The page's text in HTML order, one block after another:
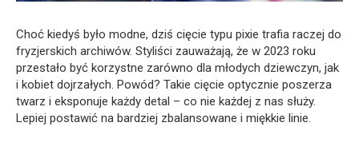
Choć kiedyś było modne, dziś cięcie typu pixie trafia raczej do
fryzjerskich archiwów. Styliści zauważają, że w 2023 roku
przestało być korzystne zarówno dla młodych dziewczyn, jak
i kobiet dojrzałych. Powód? Takie cięcie optycznie poszerza
twarz i eksponuje każdy detal – co nie każdej z nas służy.
Lepiej postawić na bardziej zbalansowane i miękkie linie.